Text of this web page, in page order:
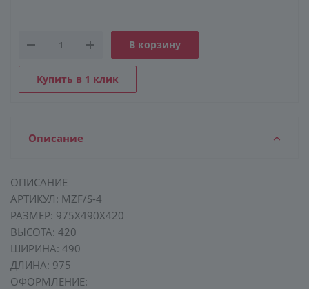
В корзину
Купить в 1 клик
Описание
ОПИСАНИЕ
АРТИКУЛ: MZF/S-4
РАЗМЕР: 975Х490Х420
ВЫСОТА: 420
ШИРИНА: 490
ДЛИНА: 975
ОФОРМЛЕНИЕ: